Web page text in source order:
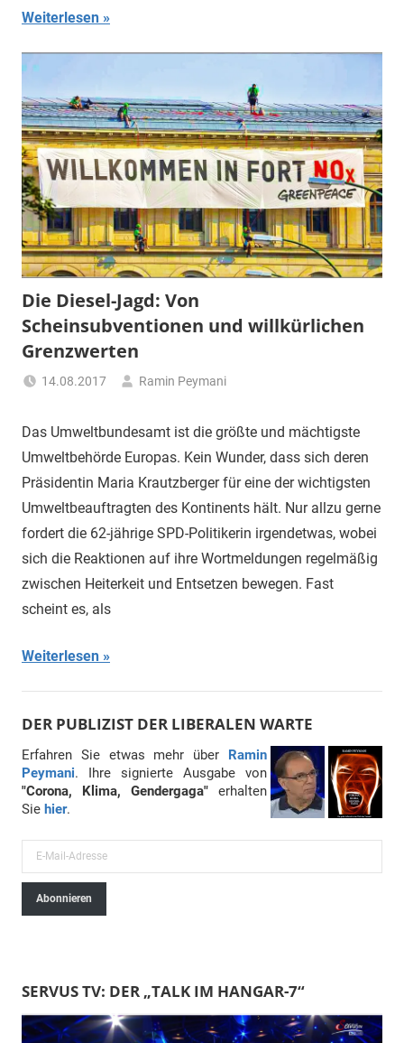
Weiterlesen
Die Diesel-Jagd: Von
Scheinsubventionen und willkürlichen
Grenzwerten
14.08.2017
Ramin Peymani
Das Umweltbundesamt ist die größte und mächtigste
Umweltbehörde Europas. Kein Wunder, dass sich deren
Präsidentin Maria Krautzberger für eine der wichtigsten
Umweltbeauftragten des Kontinents hält. Nur allzu gerne
fordert die 62-jährige SPD-Politikerin irgendetwas, wobei
sich die Reaktionen auf ihre Wortmeldungen regelmäßig
zwischen Heiterkeit und Entsetzen bewegen. Fast
scheint es, als
Weiterlesen
DER PUBLIZIST DER LIBERALEN WARTE
Erfahren Sie etwas mehr über Ramin
Peymani. Ihre signierte Ausgabe von
"Corona, Klima, Gendergaga" erhalten
Sie hier.
-
-
A
Abonnieren
SERVUS TV: DER „TALK IM HANGAR-7“